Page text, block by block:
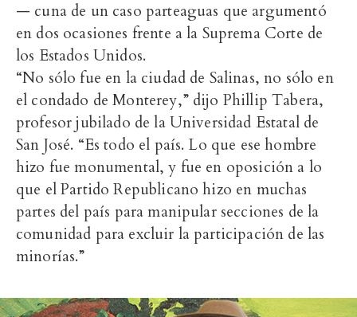
— cuna de un caso parteaguas que argumentó
en dos ocasiones frente a la Suprema Corte de
los Estados Unidos.
“No sólo fue en la ciudad de Salinas, no sólo en
el condado de Monterey,” dijo Phillip Tabera,
profesor jubilado de la Universidad Estatal de
San José. “Es todo el país. Lo que ese hombre
hizo fue monumental, y fue en oposición a lo
que el Partido Republicano hizo en muchas
partes del país para manipular secciones de la
comunidad para excluir la participación de las
minorías.”